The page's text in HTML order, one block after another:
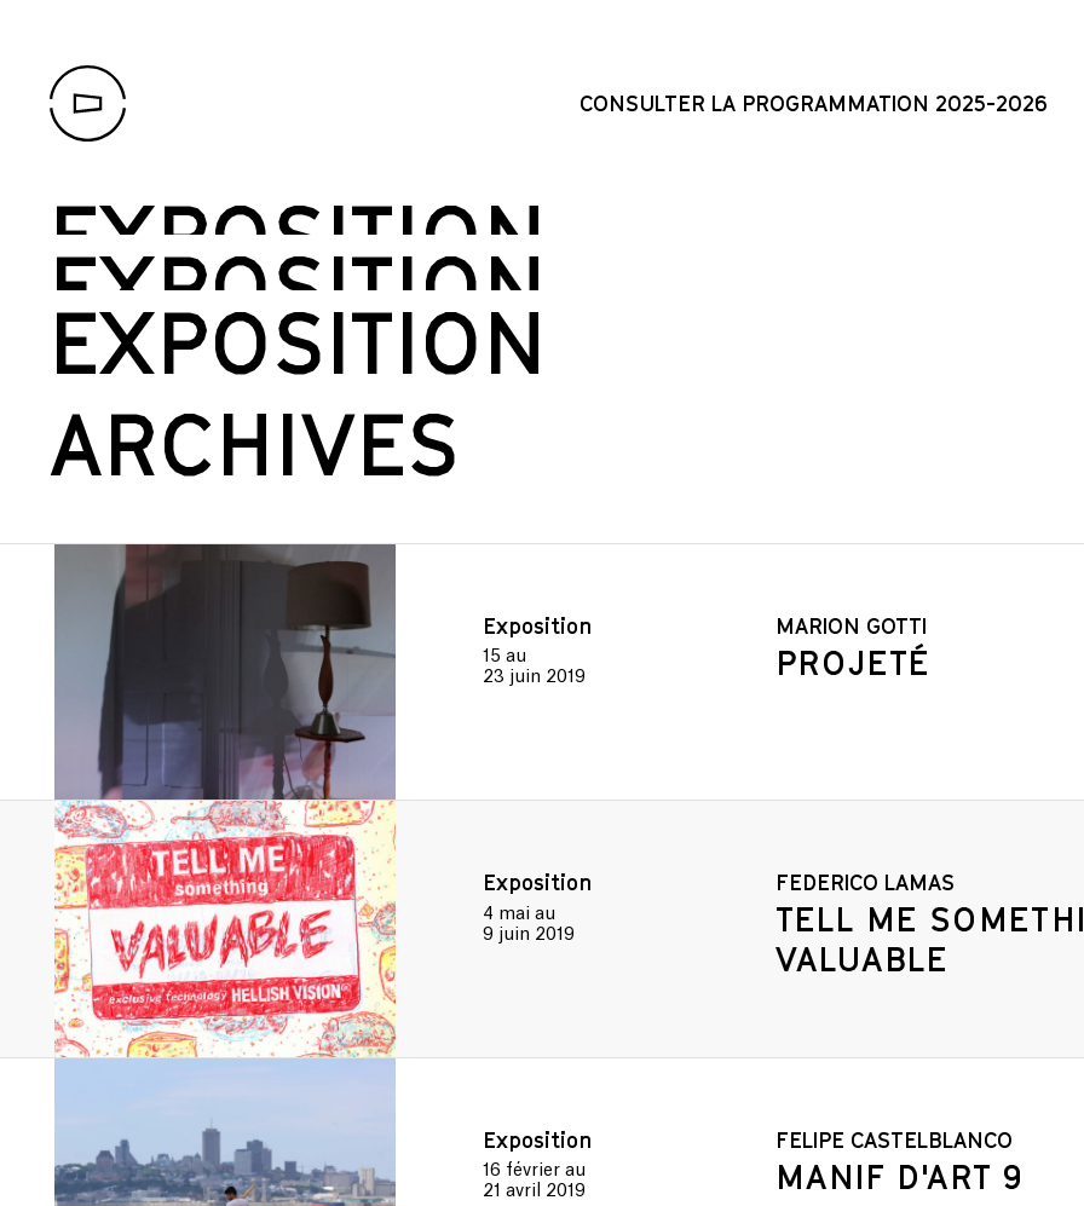
CONSULTER LA PROGRAMMATION 2025-2026
SERVICES ET
DEVENIR MEMBRE
MÉDIATHÈQUE
EXPOSITION
EXPOSITION
EXPOSITION
ARCHIVES
Exposition
15 au
23 juin 2019
MARION GOTTI
PROJETÉ
Exposition
4 maiau
9 juin 2019
FEDERICO LAMAS
TELL ME
VALUABLE
Exposition
16 févrierau
21 avril 2019
FELIPE CASTELBLANCO
MANIF D'ART 9